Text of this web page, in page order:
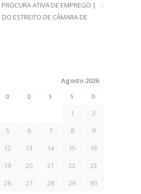
ATIVA DE EMPREGO |
ESTREITO DE CÂMARA DE
Agosto 2026
Q Q S S D
1
2
5 6 7 8
9
12 13 14 15
16
19 20 21 22
23
26 27 28 29
30